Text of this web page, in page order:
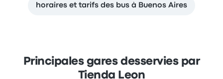
horaires et tarifs des bus à Buenos Aires
Principales gares desservies par
Tienda Leon